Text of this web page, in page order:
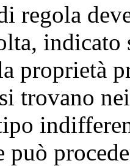
regola
indicato
proprietà
trovano
può